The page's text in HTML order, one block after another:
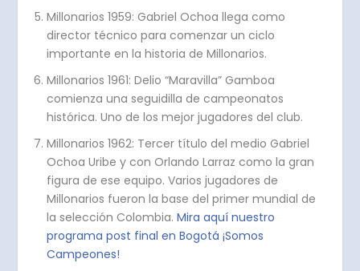
Millonarios 1959: Gabriel Ochoa llega como
director técnico para comenzar un ciclo
importante en la historia de Millonarios.
Millonarios 1961: Delio “Maravilla” Gamboa
comienza una seguidilla de campeonatos
histórica. Uno de los mejor jugadores del club.
Millonarios 1962: Tercer título del medio Gabriel
Ochoa Uribe y con Orlando Larraz como la gran
figura de ese equipo. Varios jugadores de
Millonarios fueron la base del primer mundial de
la selección Colombia.Mira aquí nuestro
programa post final en Bogotá ¡Somos
Campeones!